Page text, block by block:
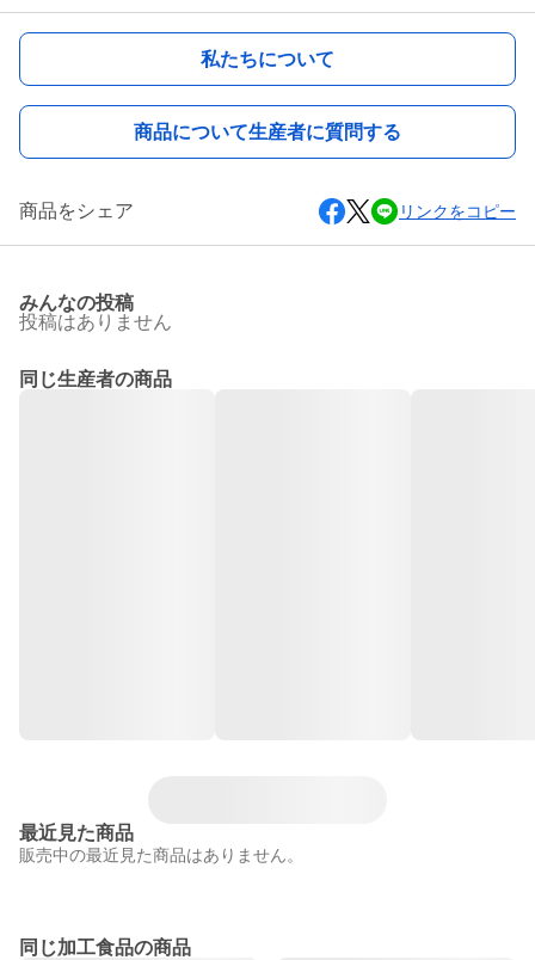
私たちについて
商品について生産者に質問する
商品をシェア リンクをコピー
みんなの投稿
投稿はありません
同じ生産者の商品
最近見た商品
販売中の最近見た商品はありません。
同じ加工食品の商品